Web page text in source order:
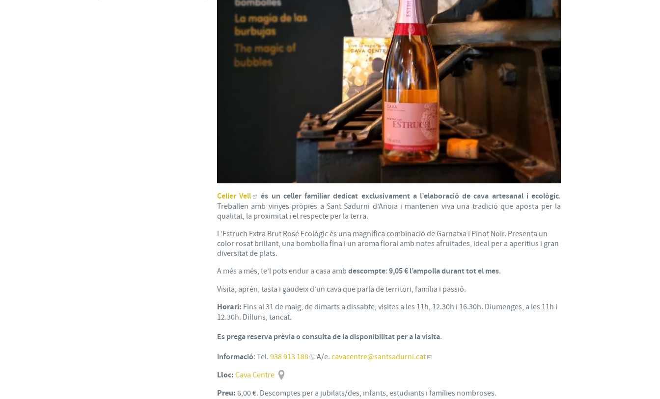
Celler Vell és un celler familiar dedicat exclusivament a l’elaboració de cava artesanal i ecològic.
Treballen amb vinyes pròpies a Sant Sadurní d’Anoia i mantenen viva una tradició que aposta per la
qualitat, la proximitat i el respecte per la terra.
L’Estruch Extra Brut Rosé Ecològic és una magnífica combinació de Garnatxa i Pinot Noir. Presenta un
color rosat brillant, una bombolla fina i un aroma floral amb notes afruitades, ideal per a aperitius i gran
diversitat de plats.
A més a més, te’l pots endur a casa amb descompte: 9,05 € l’ampolla durant tot el mes.
Visita, aprèn, tasta i gaudeix d’un cava que parla de territori, família i passió.
Horari: Fins al 31 de maig, de dimarts a dissabte, visites a les 11h, 12.30h i 16.30h. Diumenges, a les 11h i
12.30h. Dilluns, tancat.
Es prega reserva prèvia o consulta de la disponibilitat per a la visita.
Informació: Tel. 938 913 188 A/e. cavacentre@santsadurni.cat
Lloc: Cava Centre
Preu: 6,00 €. Descomptes per a jubilats/des, infants, estudiants i famílies nombroses.